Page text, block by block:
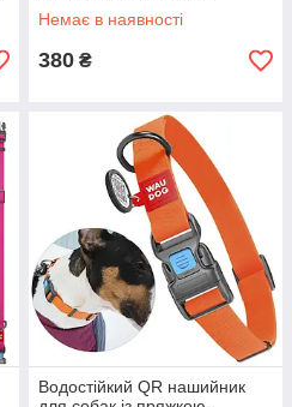
фастекс, WAUDOG
Waterproof, L/Амуніція для
Немає в наявності
380 ₴
Водостійкий QR нашийник